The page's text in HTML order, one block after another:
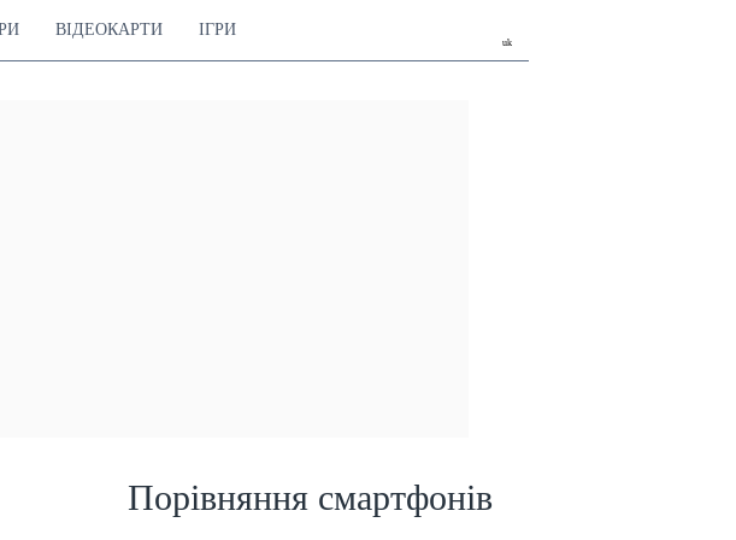
uk
ВІДЕОКАРТИ ІГРИ
Порівняння смартфонів